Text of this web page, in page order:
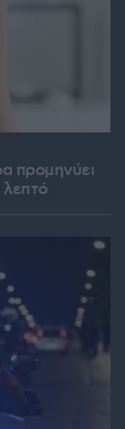
προμηνύει
λεπτό